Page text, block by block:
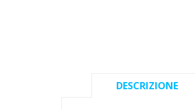
DESCRIZIONE